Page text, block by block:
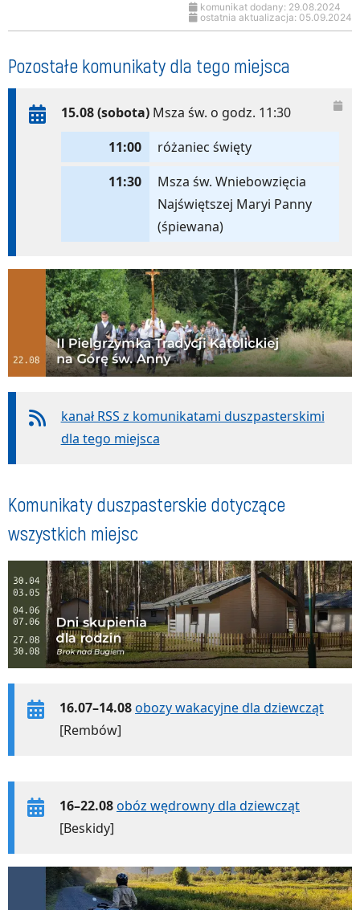
komunikat dodany: 29.08.2024
ostatnia aktualizacja: 05.09.2024
Pozostałe komunikaty dla tego miejsca
15.08 (sobota)Msza św. o godz. 11:30
11:00
różaniec święty
11:30
Msza św. Wniebowzięcia
Najświętszej Maryi Panny
(śpiewana)
kanał RSS z komunikatami duszpasterskimi
dla tego miejsca
Komunikaty duszpasterskie dotyczące
wszystkich miejsc
16.07–14.08obozy wakacyjne dla dziewcząt
[Rembów]
16–22.08obóz wędrowny dla dziewcząt
[Beskidy]